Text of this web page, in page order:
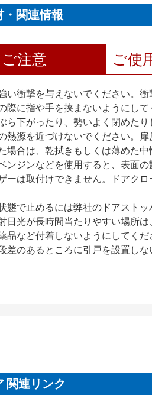
・関連情報
ご注意 ご使
い衝撃を与えないでください。衝
際に指や手を挟まないようにして
ら下がったり、勢いよく閉めたり
熱源を近づけないでください。扉
場合は、乾拭きもしくは薄めた中
ンジンなどを使用すると、表面の
ーは取付けできません。ドアク
態で止めるには弊社のドアストッ
日光が長時間当たりやすい場所
品など付着しないようにしてくだ
差のあるところに引戸を設置しな
関連リンク